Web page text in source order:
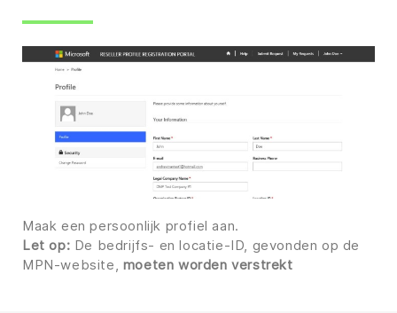
Maak een persoonlijk profiel aan.
Let op: De bedrijfs- en locatie-ID, gevonden op de
MPN-website, moeten worden verstrekt